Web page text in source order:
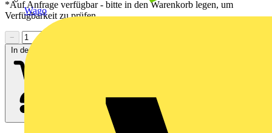
Wago
*Auf Anfrage verfügbar - bitte in den Warenkorb legen, um
Verfügbarkeit zu prüfen
−
In den Warenkorb